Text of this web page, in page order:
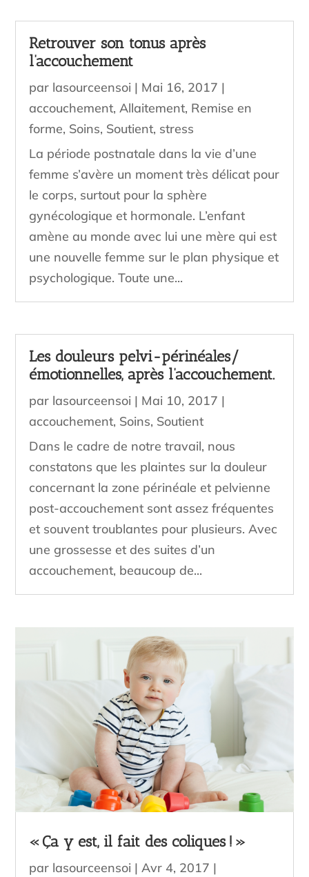
Retrouver son tonus après
l’accouchement
par lasourceensoi | Mai 16, 2017 |
accouchement,Allaitement, Remise en
forme, Soins, Soutient, stress
La période postnatale dans la vie d’une
femme s’avère un moment très délicat pour
le corps, surtout pour la sphère
gynécologique et hormonale. L’enfant
amène au monde avec lui une mère qui est
une nouvelle femme sur le plan physique et
psychologique. Toute une...
Les douleurs pelvi-périnéales/
émotionnelles, après l’accouchement.
par lasourceensoi | Mai 10, 2017 |
accouchement, Soins, Soutient
Dans le cadre de notre travail, nous
constatons que les plaintes sur la douleur
concernant la zone périnéale et pelvienne
post-accouchement sont assez fréquentes
et souvent troublantes pour plusieurs. Avec
une grossesse et des suites d’un
accouchement, beaucoup de...
« Ça y est, il fait des coliques ! »
par lasourceensoi |Avr 4, 2017 |